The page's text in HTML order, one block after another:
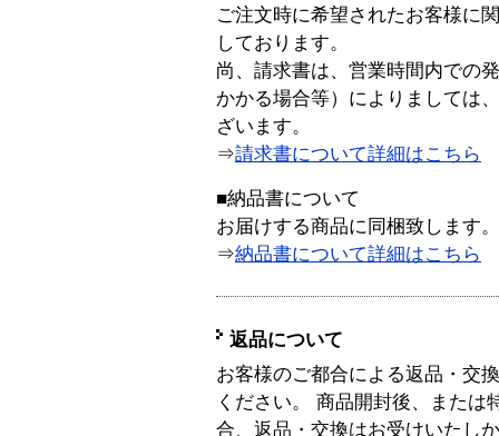
ご注文時に希望されたお客様に
しております。
尚、請求書は、営業時間内での
かかる場合等）によりましては
ざいます。
⇒請求書について詳細はこちら
■納品書について
お届けする商品に同梱致します。
⇒納品書について詳細はこちら
返品について
お客様のご都合による返品・交
ください。 商品開封後、または
合、返品・交換はお受けいたし